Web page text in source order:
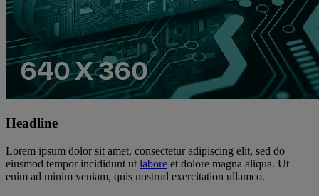
Headline
Lorem ipsum dolor sit amet, consectetur adipiscing elit, sed do
eiusmod tempor incididunt ut labore et dolore magna aliqua. Ut
enim ad minim veniam, quis nostrud exercitation ullamco.